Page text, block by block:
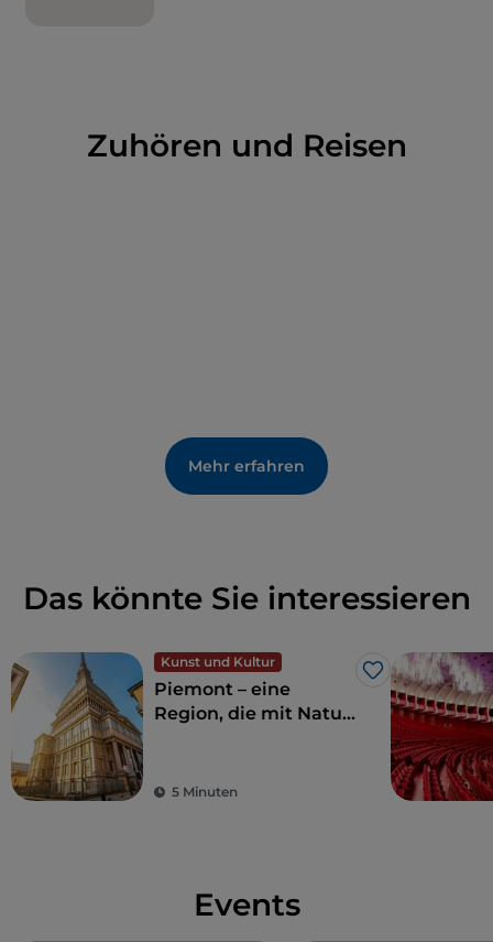
Zuhören und Reisen
Mehr erfahren
Das könnte Sie interessieren
Kunst und Kultur
Like
Piemont – eine
Region, die mit Natur
5 Minuten
Events